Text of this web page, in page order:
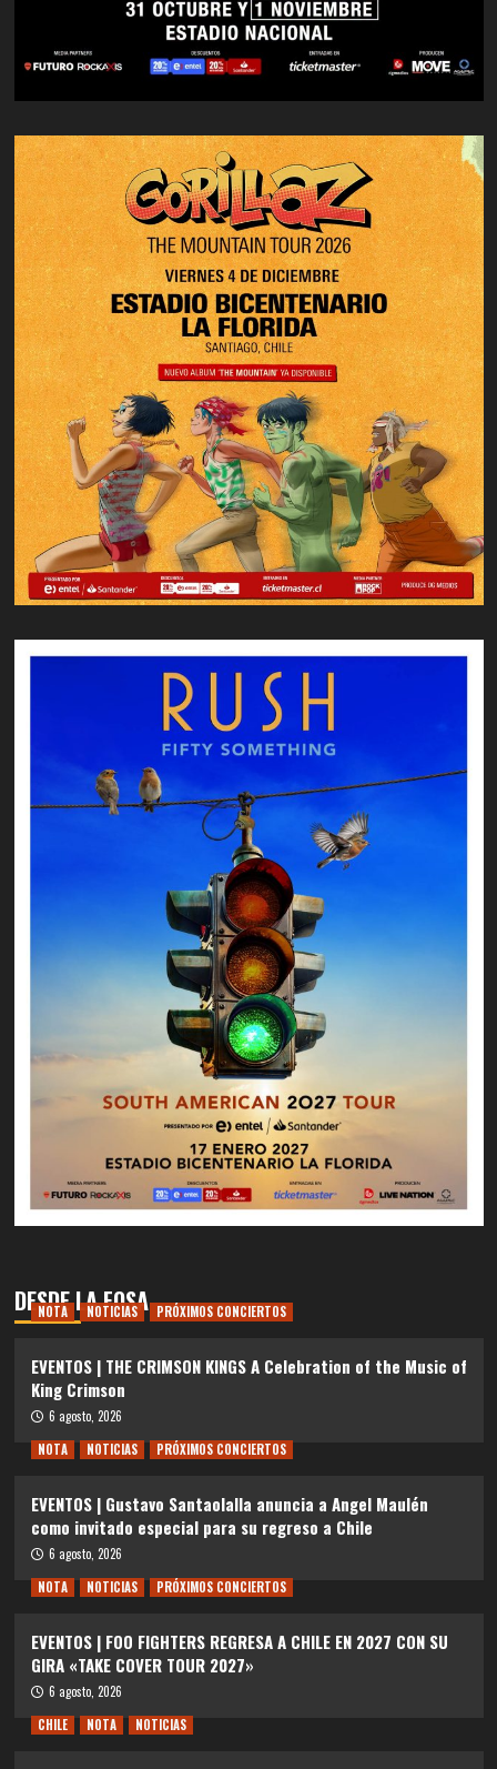
DESDE LA FOSA
NOTA NOTICIAS PRÓXIMOS CONCIERTOS
EVENTOS | THE CRIMSON KINGS A Celebration of the Music of
King Crimson
6 agosto, 2026
NOTA
NOTICIAS PRÓXIMOS CONCIERTOS
EVENTOS | Gustavo Santaolalla anuncia a Angel Maulén
como invitado especial para su regreso a Chile
6 agosto, 2026
NOTA
NOTICIAS PRÓXIMOS CONCIERTOS
EVENTOS | FOO FIGHTERS REGRESA A CHILE EN 2027 CON SU
GIRA «TAKE COVER TOUR 2027»
6 agosto, 2026
CHILE
NOTA NOTICIAS